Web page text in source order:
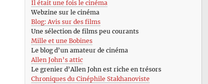
Il était une fois le cinéma
Webzine sur le cinéma
Blog: Avis sur des films
Une sélection de films peu courants
Mille et une Bobines
Le blog d’un amateur de cinéma
Allen John’s attic
Le grenier d’Allen John est riche en trésors
Chroniques du Cinéphile Stakhanoviste